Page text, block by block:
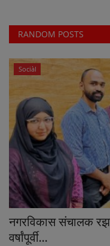
RANDOM POSTS
Sociàl
नगरविकास संचालक
वर्षांपूर्वी...